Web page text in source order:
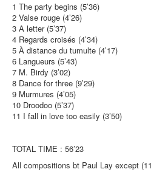
1 The party begins (5’36)
2 Valse rouge (4’26)
3 A letter (5’37)
4 Regards croisés (4’34)
5 À distance du tumulte (4’17)
6 Langueurs (5’43)
7 M. Birdy (3’02)
8 Dance for three (9’29)
9 Murmures (4’05)
10 Droodoo (5’37)
11 I fall in love too easily (3’50)
TOTAL TIME : 56’23
All compositions bt Paul Lay except